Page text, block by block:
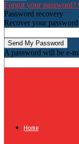
Forgot your password?
Password recovery
Recover your password
A password will be e-
Home